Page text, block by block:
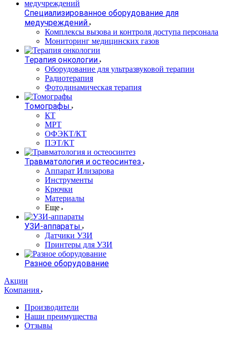
Специализированное оборудование для
медучреждений
Комплексы вызова и контроля доступа персонала
Мониторинг медицинских газов
Терапия онкологии
Оборудование для ультразвуковой терапии
Радиотерапия
Фотодинамическая терапия
Томографы
КТ
МРТ
ОФЭКТ/КТ
ПЭТ/КТ
Травматология и остеосинтез
Аппарат Илизарова
Инструменты
Крючки
Материалы
Еще
УЗИ-аппараты
Датчики УЗИ
Принтеры для УЗИ
Разное оборудование
Акции
Компания
Производители
Наши преимущества
Отзывы